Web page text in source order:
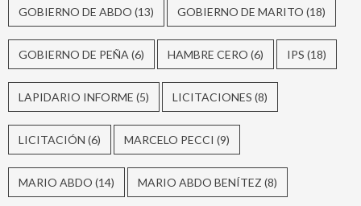
GOBIERNO DE ABDO (13) GOBIERNO DE MARITO (18)
GOBIERNO DE PEÑA (6) HAMBRE CERO (6) IPS (18)
LAPIDARIO INFORME (5) LICITACIONES (8)
LICITACIÓN (6) MARCELO PECCI (9)
MARIO ABDO (14) MARIO ABDO BENÍTEZ (8)